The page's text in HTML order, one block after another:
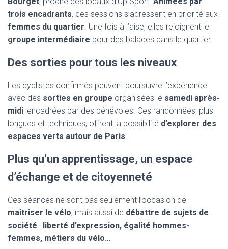
trois encadrants, ces sessions s’adressent en priorité aux
femmes du quartier. Une fois à l’aise, elles rejoignent le
groupe intermédiaire pour des balades dans le quartier.
Des sorties pour tous les niveaux
Les cyclistes confirmés peuvent poursuivre l’expérience
avec des sorties en groupe organisées le samedi après-
midi, encadrées par des bénévoles. Ces randonnées, plus
longues et techniques, offrent la possibilité d’explorer des
espaces verts autour de Paris.
Plus qu’un apprentissage, un espace
d’échange et de citoyenneté
Ces séances ne sont pas seulement l’occasion de
maîtriser le vélo, mais aussi de débattre de sujets de
société : liberté d’expression, égalité hommes-
femmes, métiers du vélo…